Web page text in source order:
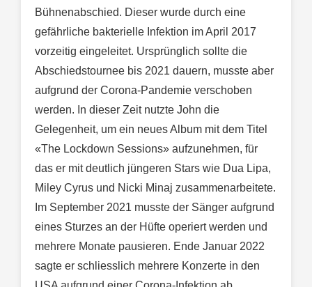
Bühnenabschied. Dieser wurde durch eine
gefährliche bakterielle Infektion im April 2017
vorzeitig eingeleitet. Ursprünglich sollte die
Abschiedstournee bis 2021 dauern, musste aber
aufgrund der Corona-Pandemie verschoben
werden. In dieser Zeit nutzte John die
Gelegenheit, um ein neues Album mit dem Titel
«The Lockdown Sessions» aufzunehmen, für
das er mit deutlich jüngeren Stars wie Dua Lipa,
Miley Cyrus und Nicki Minaj zusammenarbeitete.
Im September 2021 musste der Sänger aufgrund
eines Sturzes an der Hüfte operiert werden und
mehrere Monate pausieren. Ende Januar 2022
sagte er schliesslich mehrere Konzerte in den